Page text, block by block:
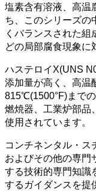
塩素含有溶液、高温
ち、このシリーズの
くバランスされた
どの局部腐食現象に
ハステロイX(UNS
添加量が高く、高温
815℃(1500°F)まで
燃焼器、工業炉部品
使用されています。
コンチネンタル・ス
およびその他の専門
する技術的専門知識
するガイダンスを提